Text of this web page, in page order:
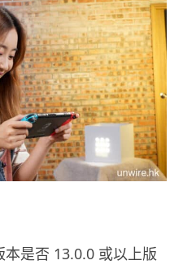
是否 13.0.0 或以上版